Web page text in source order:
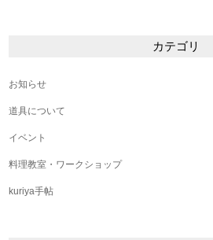
カテゴリ
お知らせ
道具について
イベント
料理教室・ワークショップ
kuriya手帖